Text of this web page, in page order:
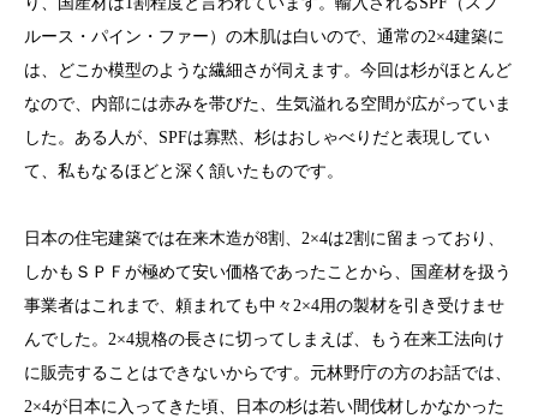
ルース・パイン・ファー）の木肌は白いので、通常の2×4建築に
は、どこか模型のような繊細さが伺えます。今回は杉がほとんど
なので、内部には赤みを帯びた、生気溢れる空間が広がっていま
した。ある人が、SPFは寡黙、杉はおしゃべりだと表現してい
て、私もなるほどと深く頷いたものです。
日本の住宅建築では在来木造が8割、2×4は2割に留まっており、
しかもＳＰＦが極めて安い価格であったことから、国産材を扱う
事業者はこれまで、頼まれても中々2×4用の製材を引き受けませ
んでした。2×4規格の長さに切ってしまえば、もう在来工法向け
に販売することはできないからです。元林野庁の方のお話では、
2×4が日本に入ってきた頃、日本の杉は若い間伐材しかなかった